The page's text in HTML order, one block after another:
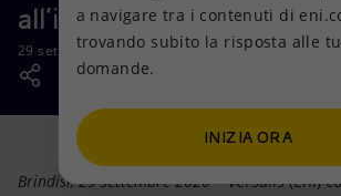
Mission e valori
Persone e Partnership
Net Zero
Modello satellitare
Diversificazione energetica
Tecnologie per la transizione
Collaborazioni per l'innovazione
Attività nel mondo
Casa
Imprese
Mobilità
all’impianto cracker
29 settembre 2020 - 17:45 CEST
Brindisi, 29 settembre 2020 –Versalis (Eni)
a navigare tra i contenuti di
trovando subito la risposta alle
domande.
INIZIA ORA